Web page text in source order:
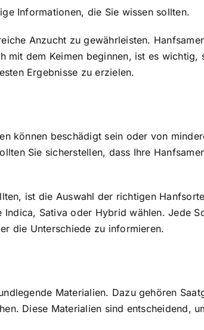
Informationen, die Sie wissen sollten.
Anzucht zu gewährleisten.
mit dem Keimen beginnen, ist es
Ergebnisse zu erzielen.
können beschädigt sein oder von
Sie sicherstellen, dass Ihre
ist die Auswahl der richtigen
Sativa oder Hybrid wählen. Jede
die Unterschiede zu informieren.
Materialien. Dazu gehören
Diese Materialien sind entscheidend,